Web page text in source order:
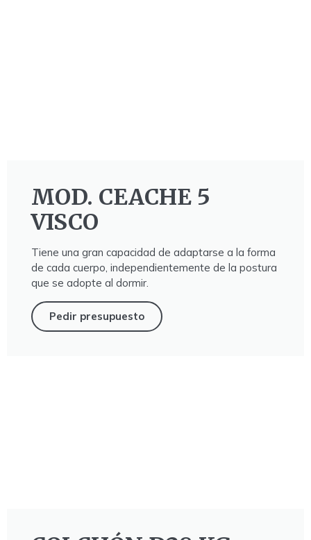
MOD. CEACHE 5
VISCO
Tiene una gran capacidad de adaptarse a la forma
de cada cuerpo, independientemente de la postura
que se adopte al dormir.
Pedir presupuesto